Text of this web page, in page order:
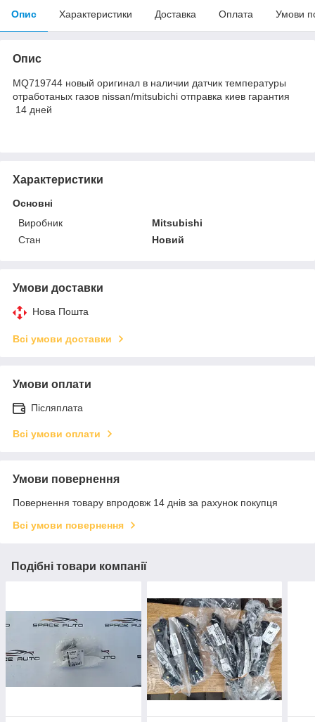
Опис Характеристики Доставка Оплата Умови
Опис
MQ719744 новый оригинал в наличии датчик температуры
отработаных газов nissan/mitsubichi отправка киев гарантия
14 дней
Характеристики
Основні
Виробник
Mitsubishi
Стан
Новий
Умови доставки
Нова Пошта
Всі умови доставки
Умови оплати
Післяплата
Всі умови оплати
Умови повернення
Повернення товару впродовж 14 днів за рахунок покупця
Всі умови повернення
Подібні товари компанії